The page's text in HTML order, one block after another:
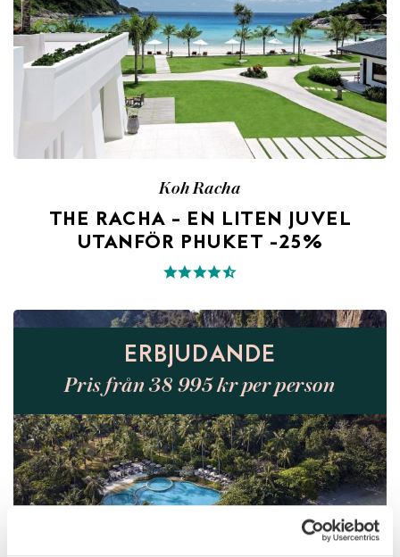
Koh Racha
THE RACHA – EN LITEN JUVEL
UTANFÖR PHUKET -25%
ERBJUDANDE
Pris från 38 995 kr per person